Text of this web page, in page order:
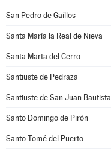
San Pedro de Gaíllos
Santa María la Real de Nieva
Santa Marta del Cerro
Santiuste de Pedraza
Santiuste de San Juan Bautista
Santo Domingo de Pirón
Santo Tomé del Puerto